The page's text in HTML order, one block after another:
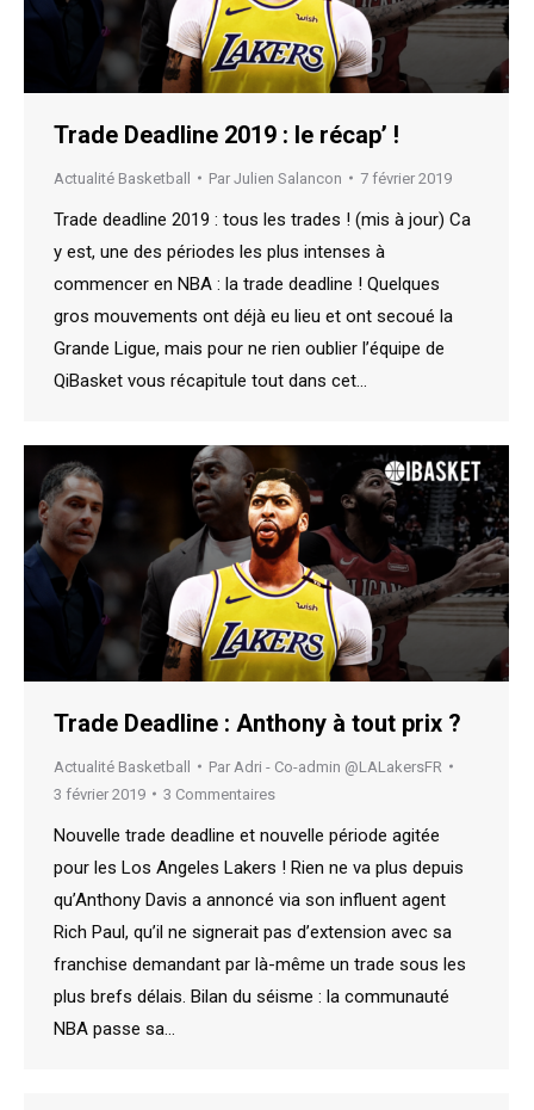
Trade Deadline 2019 : le récap’ !
Actualité Basketball Par Julien Salancon 7 février 2019
Trade deadline 2019 : tous les trades ! (mis à jour) Ca
y est, une des périodes les plus intenses à
commencer en NBA : la trade deadline ! Quelques
gros mouvements ont déjà eu lieu et ont secoué la
Grande Ligue, mais pour ne rien oublier l’équipe de
QiBasket vous récapitule tout dans cet…
Trade Deadline : Anthony à tout prix ?
Actualité Basketball Par Adri - Co-admin @LALakersFR
3 février 2019
3 Commentaires
Nouvelle trade deadline et nouvelle période agitée
pour les Los Angeles Lakers ! Rien ne va plus depuis
qu’Anthony Davis a annoncé via son influent agent
Rich Paul, qu’il ne signerait pas d’extension avec sa
franchise demandant par là-même un trade sous les
plus brefs délais. Bilan du séisme : la communauté
NBA passe sa…